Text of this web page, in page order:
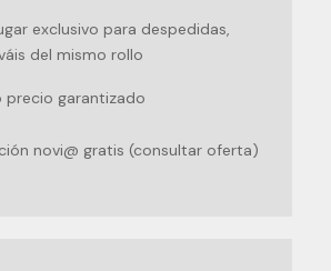
exclusivo para despedidas,
del mismo rollo
precio garantizado
novi@ gratis (consultar oferta)